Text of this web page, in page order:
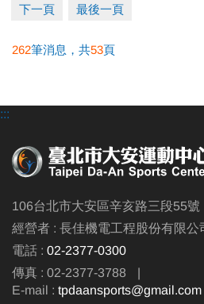
能就是你！
─── 售票資訊 ───
連結｜
不論你是運動愛好者，還是
圍，快標註好友相約購票，
宴，感受汗水與榮耀交織的瞬
購票懶人包 ｜https://reurl.cc/
下一頁 最後一頁
262筆消息，共53頁
:::
106台北市大安區辛亥路三段55號
經營者 : 長佳機電工程股份有限公
電話 : 02-2377-0300
傳真 : 02-2377-3788
|
E-mail : tpdaansports@gmail.com